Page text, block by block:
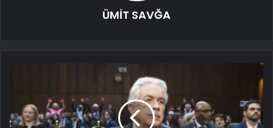
ÜMİT SAVĞA